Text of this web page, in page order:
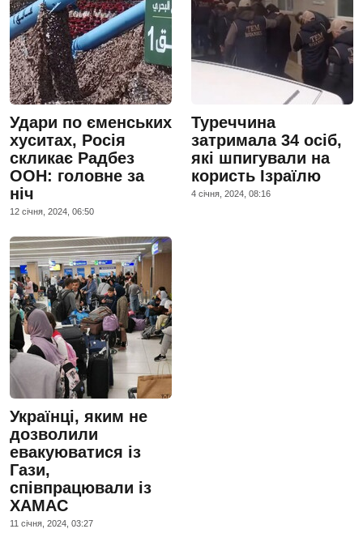
Удари по єменських
хуситах, Росія
скликає Радбез
ООН: головне за
ніч
12 сiчня, 2024, 06:50
Туреччина
затримала 34 осіб,
які шпигували на
користь Ізраїлю
4 сiчня, 2024, 08:16
Українці, яким не
дозволили
евакуюватися із
Гази,
співпрацювали із
ХАМАС
11 сiчня, 2024, 03:27